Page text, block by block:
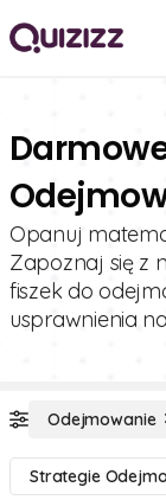
Opanuj
Zapoznaj się z
fiszek do
usprawnienia
Odejmowanie
Strategie